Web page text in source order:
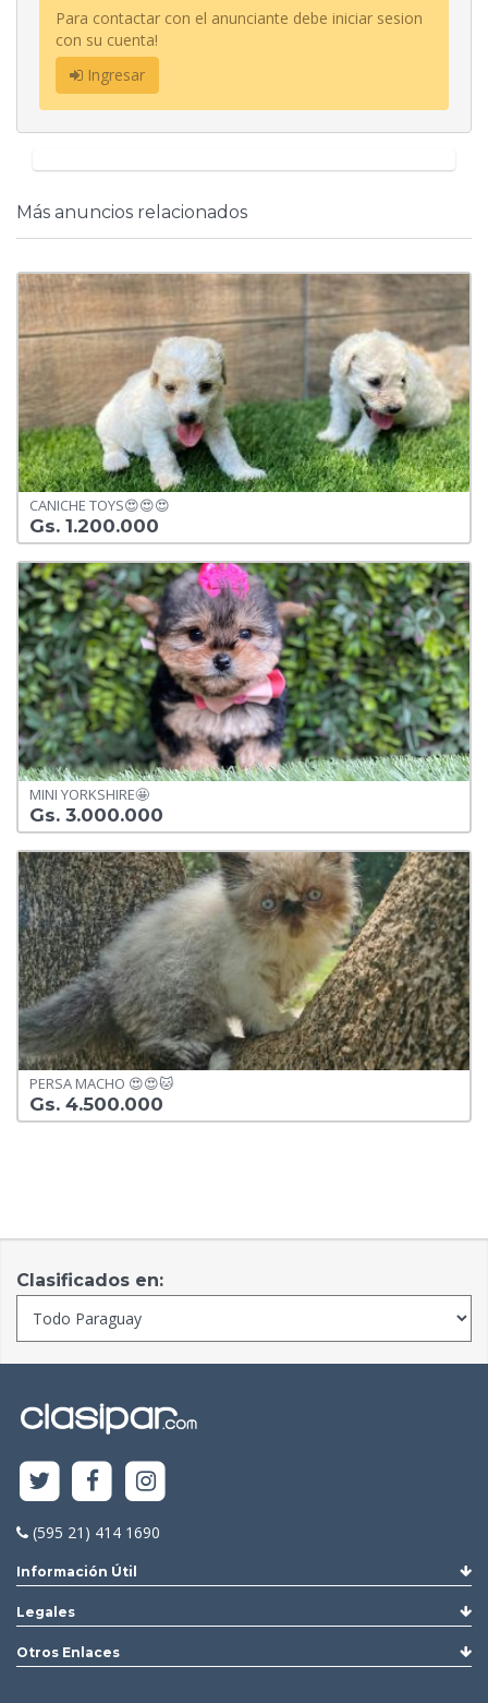
Para contactar con el anunciante debe iniciar sesion
con su cuenta!
Ingresar
Más anuncios relacionados
CANICHE TOYS😍😍😍
Gs. 1.200.000
MINI YORKSHIRE🤩
Gs. 3.000.000
PERSA MACHO 😍😍🐱
Gs. 4.500.000
Clasificados en:
(595 21) 414 1690
Información Útil
Legales
Otros Enlaces